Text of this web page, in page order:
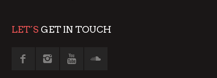
LET´S GET IN TOUCH